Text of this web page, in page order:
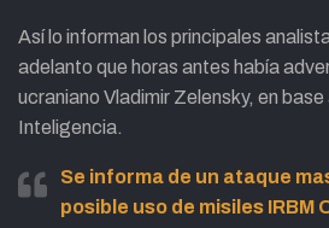
Así lo informan los principales
adelanto que horas antes había
ucraniano Vladimir Zelensky, en
Inteligencia.
Se informa de un ataque
posible uso de misiles IRBM